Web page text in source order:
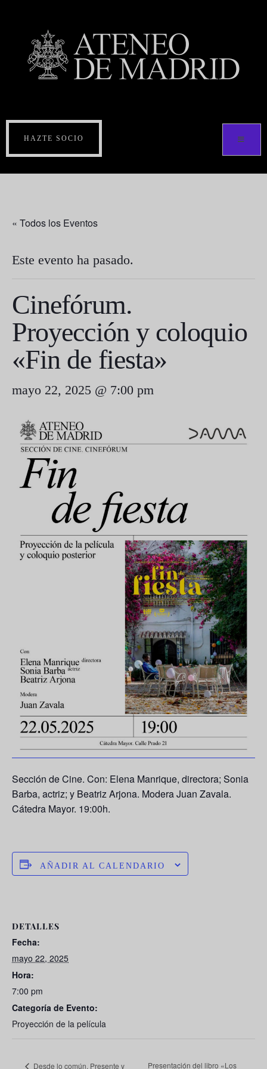
HAZTE SOCIO
« Todos los Eventos
Este evento ha pasado.
Cinefórum.
Proyección y coloquio
«Fin de fiesta»
mayo 22, 2025 @ 7:00 pm
Sección de Cine. Con: Elena Manrique, directora; Sonia
Barba, actriz; y Beatriz Arjona. ModeraJuan Zavala.
Cátedra Mayor. 19:00h.
AÑADIR AL CALENDARIO
DETALLES
Fecha:
mayo 22, 2025
Hora:
7:00 pm
Categoría de Evento:
Proyección de la película
Desde lo común. Presente y Presentación del libro «Los